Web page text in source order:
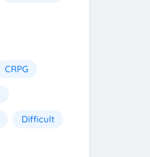
CRPG
Difficult